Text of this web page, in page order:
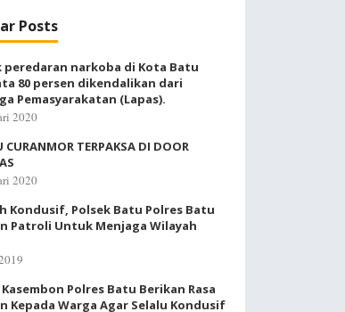
Posts
peredaran narkoba di Kota Batu
80 persen dikendalikan dari
Pemasyarakatan (Lapas).
2020
CURANMOR TERPAKSA DI DOOR
2020
Kondusif, Polsek Batu Polres Batu
Patroli Untuk Menjaga Wilayah
Polres Batu Berikan Rasa
Kepada Warga Agar Selalu Kondusif